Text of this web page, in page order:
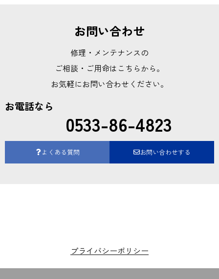
お問い合わせ
修理・メンテナンスの
ご相談・ご用命はこちらから。
お気軽にお問い合わせください。
お電話なら
0533-86-4823
よくある質問 お問い合わせする
プライバシーポリシー